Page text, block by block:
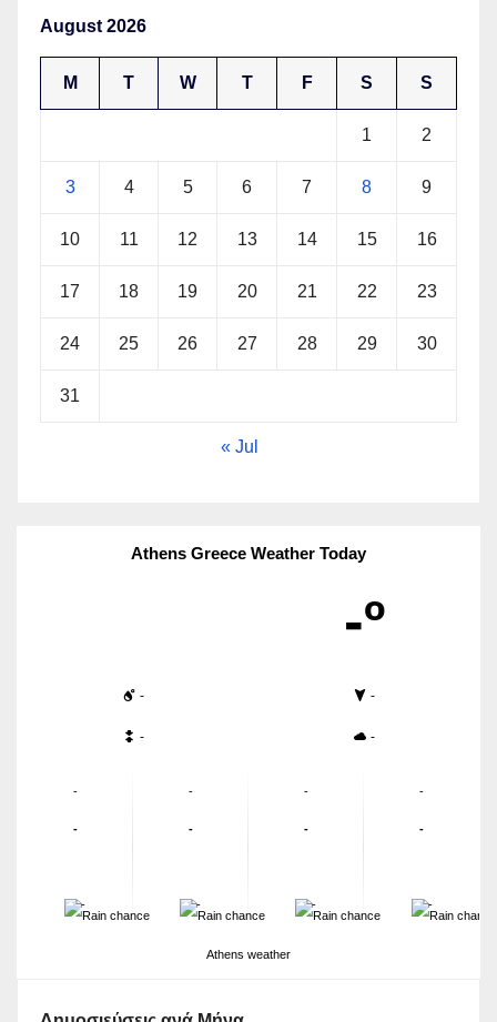
August 2026
M T W T F S S
1 2
3 4 5 6 7 8 9
10 11 12 13 14 15 16
17 18 19 20 21 22 23
24 25 26 27 28 29 30
31
« Jul
Athens Greece Weather Today
-º
- -
- -
-
-
-
-
-
-
-
-
-
-
-
-
Athens weather